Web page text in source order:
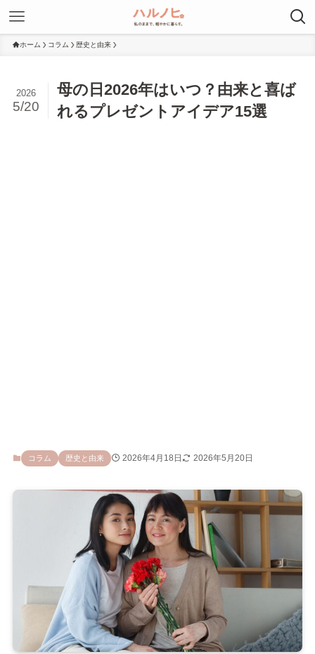
ホーム コラム 歴史と由来
母の日2026年はいつ？由来と喜ば
れるプレゼントアイデア15選
2026
5/20
コラム 歴史と由来 2026年4月18日 2026年5月20日